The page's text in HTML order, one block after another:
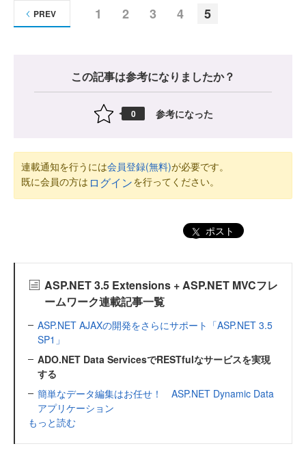
1 2 3 4 5
PREV
この記事は参考になりましたか？
0 参考になった
連載通知を行うには会員登録(無料)が必要です。
既に会員の方は ログインを行ってください。
ポスト
ASP.NET 3.5 Extensions + ASP.NET MVCフレ
ームワーク連載記事一覧
ASP.NET AJAXの開発をさらにサポート「ASP.NET 3.5
SP1」
ADO.NET Data ServicesでRESTfulなサービスを実現
する
簡単なデータ編集はお任せ！ ASP.NET Dynamic Data
アプリケーション
もっと読む